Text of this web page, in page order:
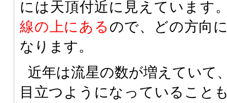
には天頂付近に見えています
線の上にあるので、どの方向
なります。
近年は流星の数が増えていて
目立つようになっていること